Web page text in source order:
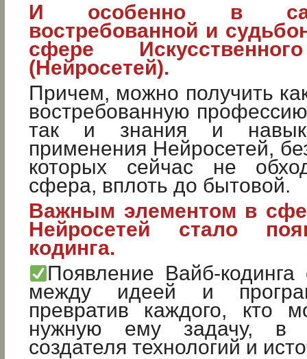
И особенно в
востребованной и
сфере
(Нейросетей).
Причем, можно получить
востребованную
так и знания и
применения Нейросетей,
которых сейчас не
сфера, вплоть до бытовой.
Важным элементом в
Нейросетей стало
кодинга.
Появление Вайб-кодинга
между идеей и
превратив каждого, кто
нужную ему задачу, в
создателя технологий и